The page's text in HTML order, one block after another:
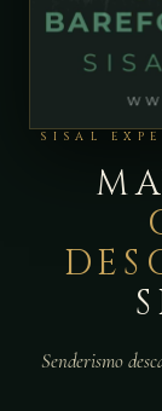
SISAL
Senderismo